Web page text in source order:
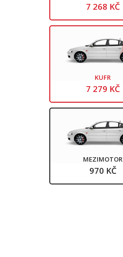
7 268 KČ
KUFR
7 279 KČ
MEZIMOTOR
970 KČ